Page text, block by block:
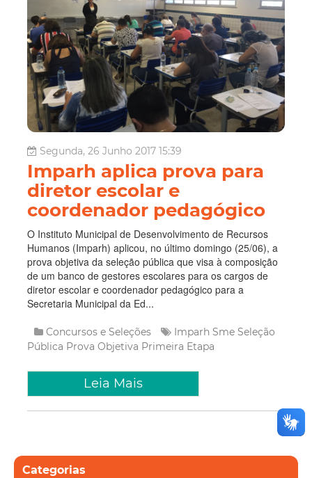
Segunda, 26 Junho 2017 15:39
Imparh aplica prova para
diretor escolar e
coordenador pedagógico
O Instituto Municipal de Desenvolvimento de Recursos
Humanos (Imparh) aplicou, no último domingo (25/06), a
prova objetiva da seleção pública que visa à composição
de um banco de gestores escolares para os cargos de
diretor escolar e coordenador pedagógico para a
Secretaria Municipal da Ed...
Concursos e Seleções Imparh Sme Seleção
Pública Prova Objetiva Primeira Etapa
Leia Mais
Categorias